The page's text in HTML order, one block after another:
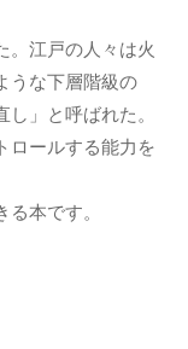
。江戸の人々は火
うな下層階級の
」と呼ばれた。
ロールする能力を
本です。